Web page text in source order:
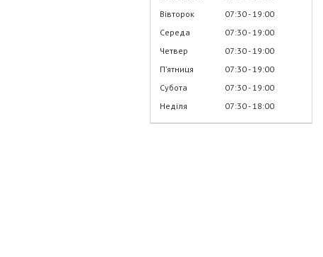
Вівторок
07:30 19:00
Середа
07:30 19:00
Четвер
07:30 19:00
Пʼятниця
07:30 19:00
Субота
07:30 19:00
Неділя
07:30 18:00